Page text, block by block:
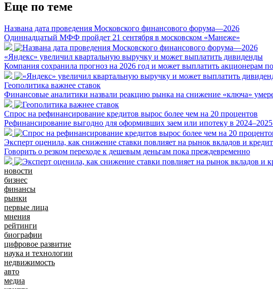
Еще по теме
Названа дата проведения Московского финансового форума—2026
Одиннадцатый МФФ пройдет 21 сентября в московском «Манеже»
«Яндекс» увеличил квартальную выручку и может выплатить дивиденды
Компания сохранила прогноз на 2026 год и может выплатить акционерам
Геополитика важнее ставок
Финансовые аналитики назвали реакцию рынка на снижение «ключа»
Спрос на рефинансирование кредитов вырос более чем на 20 процентов
Рефинансирование выгодно для оформивших заем или ипотеку в 2024–2025
Эксперт оценила, как снижение ставки повлияет на рынок вкладов и
Говорить о резком переходе к дешевым деньгам пока преждевременно
новости
бизнес
финансы
рынки
первые лица
мнения
рейтинги
биографии
цифровое развитие
наука и технологии
недвижимость
авто
медиа